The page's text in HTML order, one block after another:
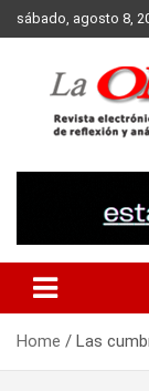
Skip
to
sábado, agosto 8,
Home Las